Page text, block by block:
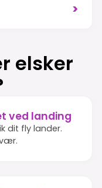
>
elsker
ved landing
dit fly lander.